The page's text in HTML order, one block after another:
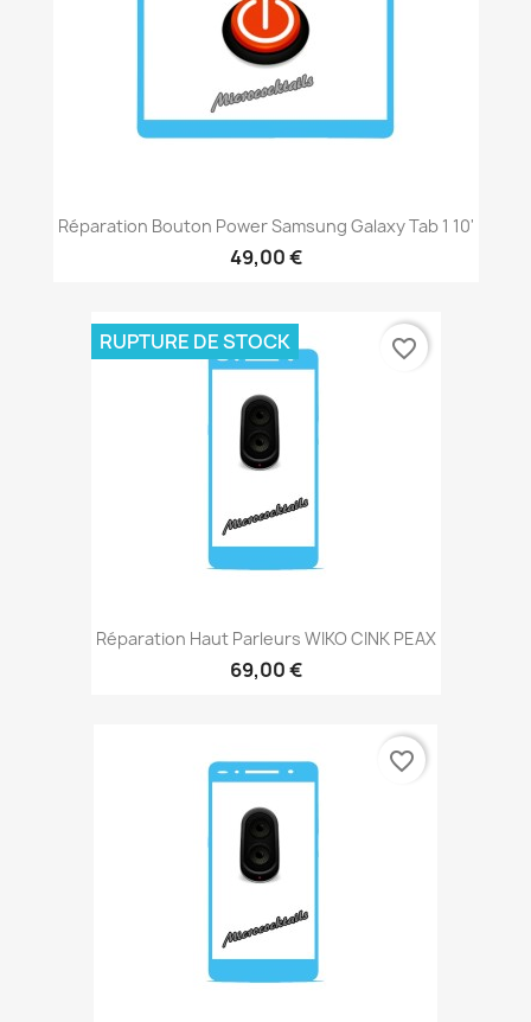
Réparation Bouton Power Samsung Galaxy Tab 1 10'
49,00 €
Réparation Haut Parleurs WIKO CINK PEAX
69,00 €
RUPTURE DE STOCK favorite_border
favorite_border